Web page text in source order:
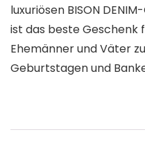
luxuriösen BISON
ist das beste Geschenk
Ehemänner und Väter
Geburtstagen und